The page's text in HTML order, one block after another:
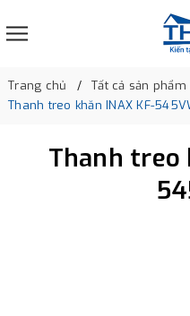
Trang chủ
Tất cả sản phẩm
Thanh treo khăn INAX KF-
Thanh treo